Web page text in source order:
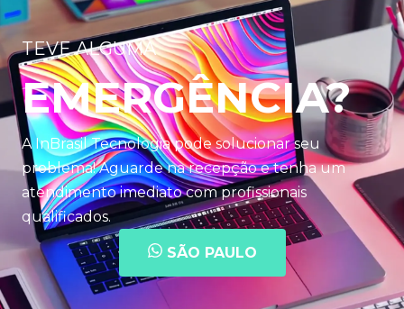
TEVE ALGUMA
EMERGÊNCIA?
A InBrasil Tecnologia pode solucionar seu
problema! Aguarde na recepção e tenha um
atendimento imediato com profissionais
qualificados.
SÃO PAULO